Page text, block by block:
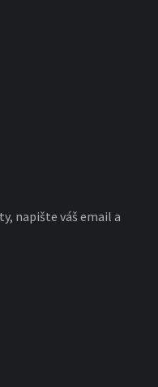
napište váš email a